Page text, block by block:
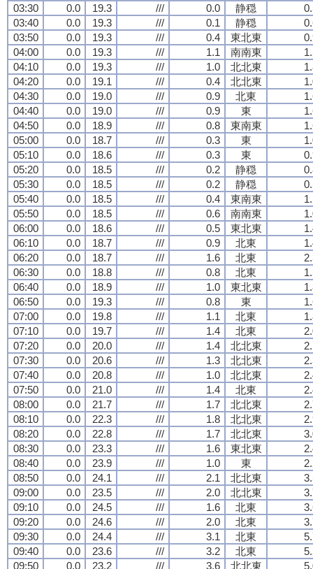
03:30
0.0 19.3 /// 0.0 静穏
03:40
0.0 19.3 /// 0.1 静穏
03:50
0.0 19.3 /// 0.4 東北東
04:00
0.0 19.3 /// 1.1 南南東
04:10
0.0 19.3 /// 1.0 北北東
04:20
0.0 19.1 /// 0.4 北北東
04:30
0.0 19.0 /// 0.9 北東
04:40
0.0 19.0 /// 0.9 東
04:50
0.0 18.9 /// 0.8 東南東
05:00
0.0 18.7 /// 0.3 東
05:10
0.0 18.6 /// 0.3 東
05:20
0.0 18.5 /// 0.2 静穏
05:30
0.0 18.5 /// 0.2 静穏
05:40
0.0 18.5 /// 0.4 東南東
05:50
0.0 18.5 /// 0.6 南南東
06:00
0.0 18.6 /// 0.5 東北東
06:10
0.0 18.7 /// 0.9 北東
06:20
0.0 18.7 /// 1.6 北東
06:30
0.0 18.8 /// 0.8 北東
06:40
0.0 18.9 /// 1.0 東北東
06:50
0.0 19.3 /// 0.8 東
07:00
0.0 19.8 /// 1.1 北東
07:10
0.0 19.7 /// 1.4 北東
07:20
0.0 20.0 /// 1.4 北北東
07:30
0.0 20.6 /// 1.3 北北東
07:40
0.0 20.8 /// 1.0 北北東
07:50
0.0 21.0 /// 1.4 北東
08:00
0.0 21.7 /// 1.7 北北東
08:10
0.0 22.3 /// 1.8 北北東
08:20
0.0 22.8 /// 1.7 北北東
08:30
0.0 23.3 /// 1.6 東北東
08:40
0.0 23.9 /// 1.0 東
08:50
0.0 24.1 /// 2.1 北北東
09:00
0.0 23.5 /// 2.0 北北東
09:10
0.0 24.5 /// 1.6 北東
09:20
0.0 24.6 /// 2.0 北東
09:30
0.0 24.4 /// 3.1 北東
09:40
0.0 23.6 /// 3.2 北東
09:50
0.0 23.2 /// 3.6 北北東